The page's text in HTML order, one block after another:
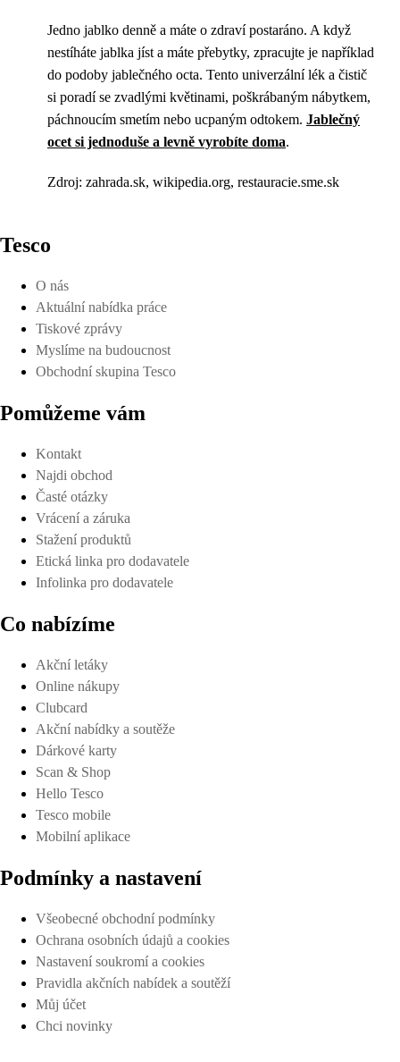
Jedno jablko denně a máte o zdraví postaráno. A když
nestíháte jablka jíst a máte přebytky, zpracujte je například
do podoby jablečného octa. Tento univerzální lék a čistič
si poradí se zvadlými květinami, poškrábaným nábytkem,
páchnoucím smetím nebo ucpaným odtokem. Jablečný
ocet si jednoduše a levně vyrobíte doma.
Zdroj: zahrada.sk, wikipedia.org, restauracie.sme.sk
Tesco
O nás
Aktuální nabídka práce
Tiskové zprávy
Myslíme na budoucnost
Obchodní skupina Tesco
Pomůžeme vám
Kontakt
Najdi obchod
Časté otázky
Vrácení a záruka
Stažení produktů
Etická linka pro dodavatele
Infolinka pro dodavatele
Co nabízíme
Akční letáky
Online nákupy
Clubcard
Akční nabídky a soutěže
Dárkové karty
Scan & Shop
Hello Tesco
Tesco mobile
Mobilní aplikace
Podmínky a nastavení
Všeobecné obchodní podmínky
Ochrana osobních údajů a cookies
Nastavení soukromí a cookies
Pravidla akčních nabídek a soutěží
Můj účet
Chci novinky